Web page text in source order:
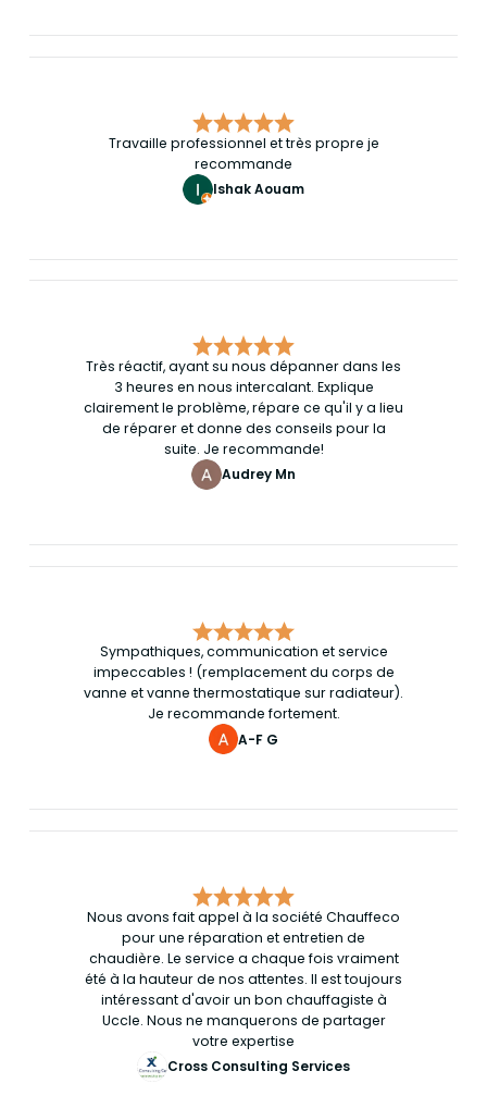
Travaille professionnel et très propre je
recommande
Ishak Aouam
Très réactif, ayant su nous dépanner dans les
3 heures en nous intercalant. Explique
clairement le problème, répare ce qu'il y a lieu
de réparer et donne des conseils pour la
suite. Je recommande!
Audrey Mn
Sympathiques, communication et service
impeccables ! (remplacement du corps de
vanne et vanne thermostatique sur radiateur).
Je recommande fortement.
A-F G
Nous avons fait appel à la société Chauffeco
pour une réparation et entretien de
chaudière. Le service a chaque fois vraiment
été à la hauteur de nos attentes. Il est toujours
intéressant d'avoir un bon chauffagiste à
Uccle. Nous ne manquerons de partager
votre expertise
Cross Consulting Services